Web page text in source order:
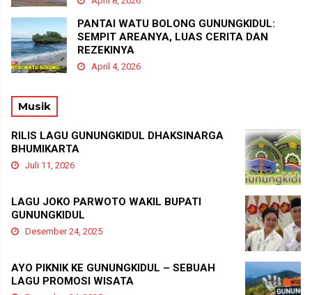
PANTAI WATU BOLONG GUNUNGKIDUL:
SEMPIT AREANYA, LUAS CERITA DAN
REZEKINYA
April 4, 2026
Musik
RILIS LAGU GUNUNGKIDUL DHAKSINARGA
BHUMIKARTA
Juli 11, 2026
LAGU JOKO PARWOTO WAKIL BUPATI
GUNUNGKIDUL
Desember 24, 2025
AYO PIKNIK KE GUNUNGKIDUL – SEBUAH
LAGU PROMOSI WISATA